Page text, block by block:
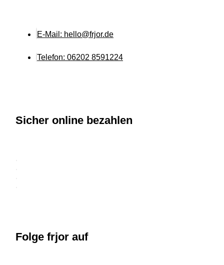
E-Mail: hello@frjor.de
Telefon: 06202 8591224
Sicher online bezahlen
Folge frjor auf